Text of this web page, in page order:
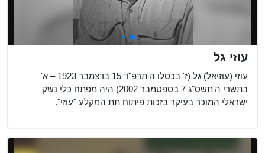
עוזי גל
עוזי (עוזיאל) גל (ז' בכסלו ה'תרפ"ד 15 בדצמבר 1923 – א'
בתשרי ה'תשס"ג 7 בספטמבר 2002) היה מפתח כלי נשק
ישראלי המוכר בעיקר בזכות פיתוח תת המקלע "עוזי".